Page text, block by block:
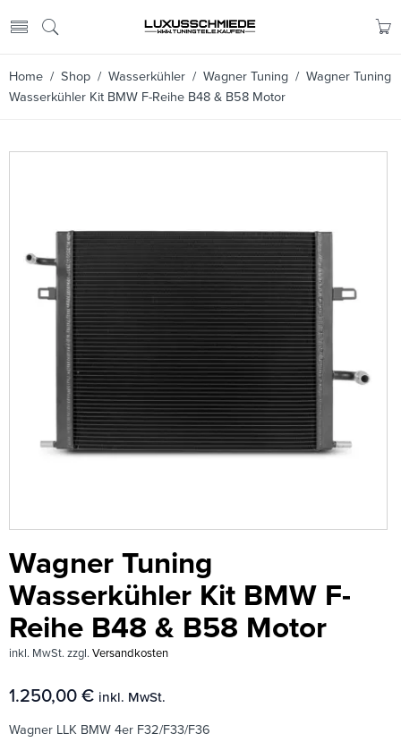
Home / Shop / Wasserkühler / Wagner Tuning / Wagner Tuning
Wasserkühler Kit BMW F-Reihe B48 & B58 Motor
Wagner Tuning
Wasserkühler Kit BMW F-
Reihe B48 & B58 Motor
inkl. MwSt. zzgl. Versandkosten
1.250,00 € inkl. MwSt.
Wagner LLK BMW 4er F32/F33/F36